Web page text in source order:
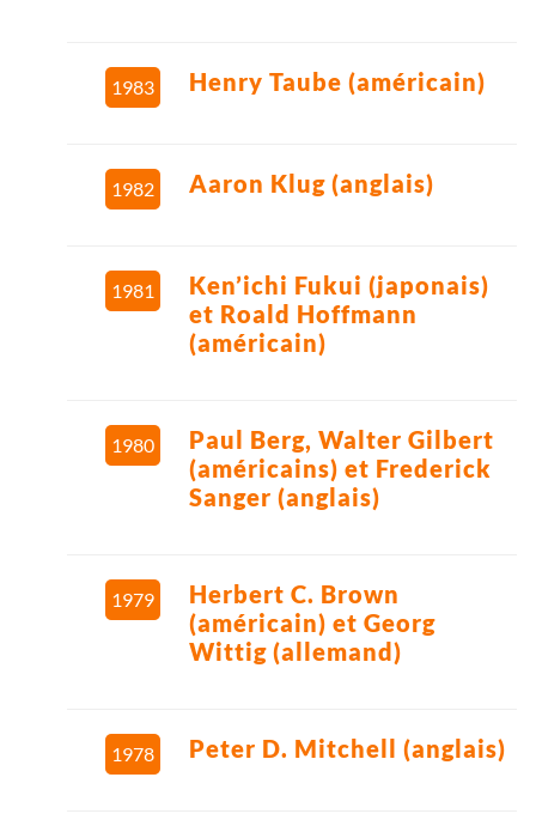
1983 Henry Taube (américain)
1982 Aaron Klug (anglais)
1981
Ken’ichi Fukui (japonais)
et Roald Hoffmann
(américain)
1980
Paul Berg, Walter Gilbert
(américains) et Frederick
Sanger (anglais)
1979
Herbert C. Brown
(américain) et Georg
Wittig (allemand)
1978 Peter D. Mitchell (anglais)